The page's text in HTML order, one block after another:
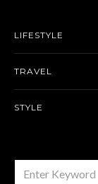
LIFESTYLE
TRAVEL
STYLE
FOR: